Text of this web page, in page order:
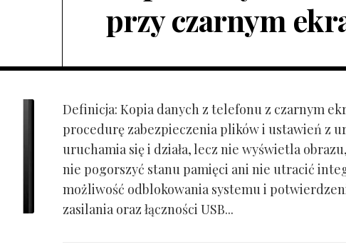
przy czarnym
Definicja: Kopia danych z telefonu z czarnym
procedurę zabezpieczenia plików i ustawień z
uruchamia się i działa, lecz nie wyświetla
nie pogorszyć stanu pamięci ani nie utracić
możliwość odblokowania systemu i
zasilania oraz łączności USB...